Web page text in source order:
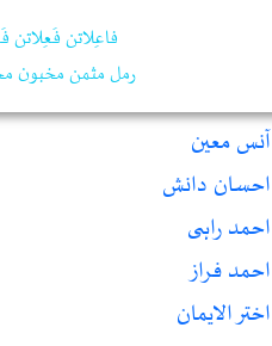
فاعِلاتن فَعِلاتن
رمل مثمن مخبون
آنس معین
احسان دانش
احمد راہی
احمد فراز
اختر الایمان